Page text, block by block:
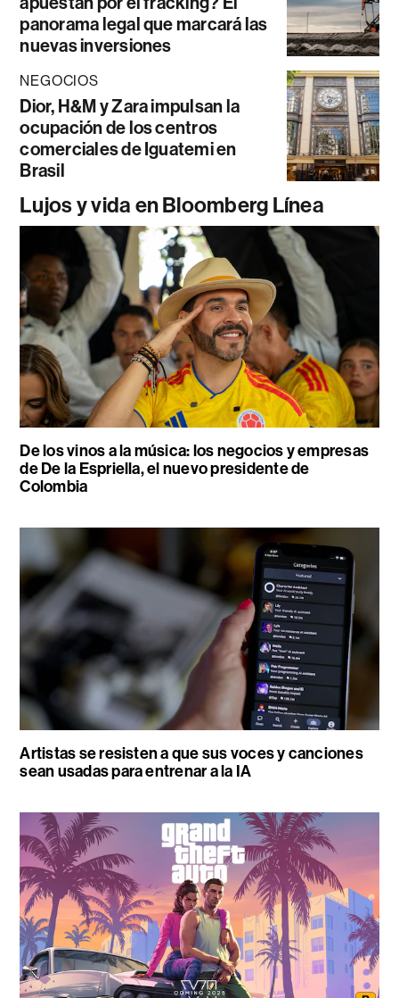
panorama legal que marcará las
nuevas inversiones
NEGOCIOS
Dior, H&M y Zara impulsan la
ocupación de los centros
comerciales de Iguatemi en
Brasil
Lujos y vida en Bloomberg Línea
De los vinos a la música: los negocios y empresas
de De la Espriella, el nuevo presidente de
Colombia
Artistas se resisten a que sus voces y canciones
sean usadas para entrenar a la IA